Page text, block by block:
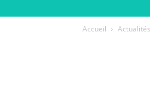
Accueil Actualités